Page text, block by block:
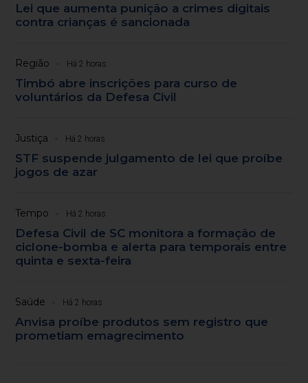
Lei que aumenta punição a crimes digitais
contra crianças é sancionada
Região Há 2 horas
Timbó abre inscrições para curso de
voluntários da Defesa Civil
Justiça Há 2 horas
STF suspende julgamento de lei que proíbe
jogos de azar
Tempo Há 2 horas
Defesa Civil de SC monitora a formação de
ciclone-bomba e alerta para temporais entre
quinta e sexta-feira
Saúde Há 2 horas
Anvisa proíbe produtos sem registro que
prometiam emagrecimento